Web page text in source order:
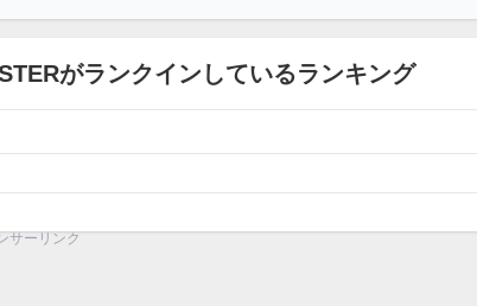
がランクインしているランキング
サーリンク